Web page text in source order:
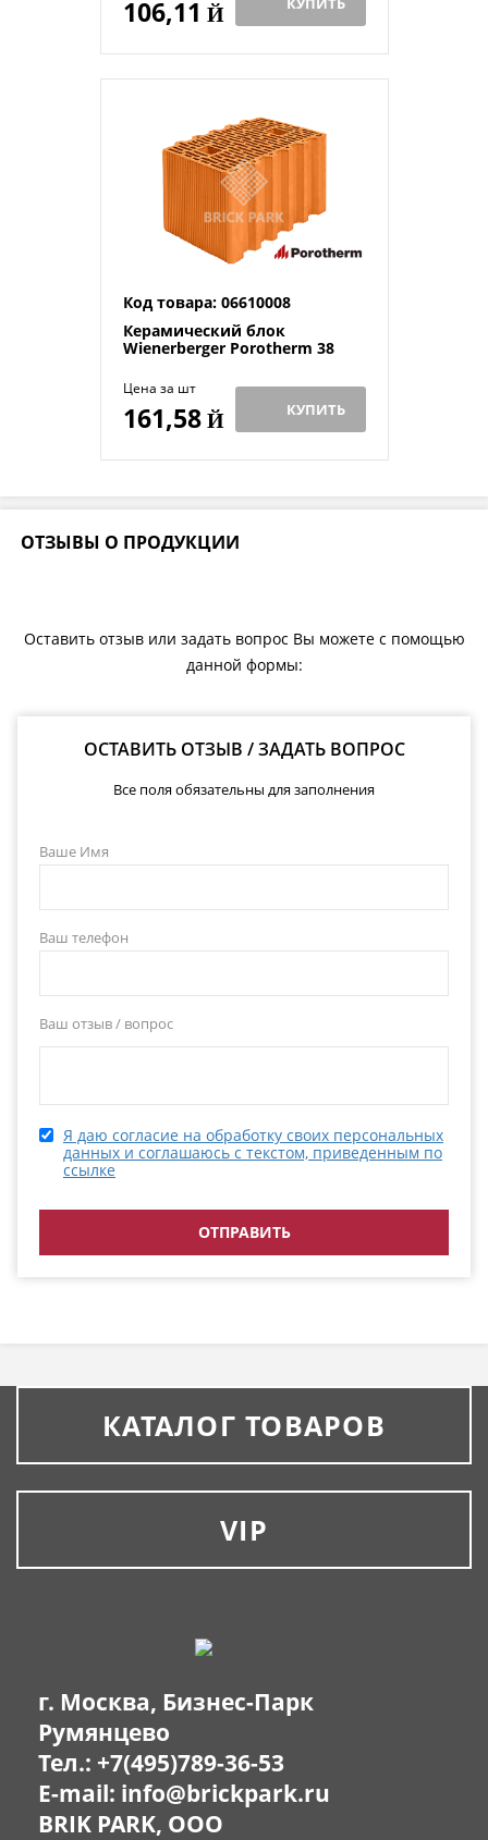
106,11 Й
Код товара: 06610008
Керамический блок
Wienerberger Porotherm 38
Цена за шт
161,58Й КУПИТЬ
ОТЗЫВЫ О ПРОДУКЦИИ
Оставить отзыв или задать вопрос Вы можете с помощью
данной формы:
ОСТАВИТЬ ОТЗЫВ / ЗАДАТЬ ВОПРОС
Все поля обязательны для заполнения
Ваше Имя
Ваш телефон
Ваш отзыв / вопрос
Я даю согласие на обработку своих персональных
данных и соглашаюсь с текстом, приведенным по
ссылке
КАТАЛОГ ТОВАРОВ
VIP
г. Москва, Бизнес-Парк
Румянцево
Тел.: +7(495)789-36-53
E-mail: info@brickpark.ru
BRIK PARK, OOO